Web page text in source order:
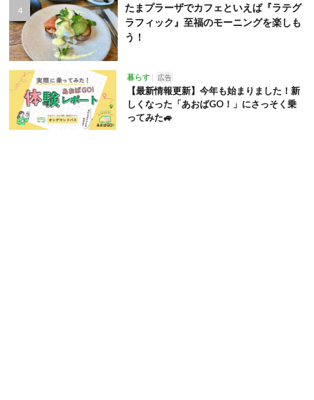
たまプラーザでカフェといえば『ラテグ
ラフィック』至福のモーニングを楽しも
う！
暮らす 広告
【最新情報更新】今年も始まりました！新
しくなった「あおばGO！」にさっそく乗
ってみた🚙